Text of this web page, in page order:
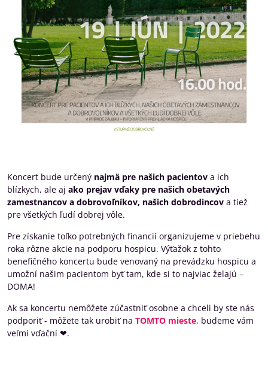
Koncert bude určený najmä pre našich pacientov a ich
blízkych, ale aj ako prejav vďaky pre našich obetavých
zamestnancov a dobrovoľníkov, našich dobrodincov a tiež
pre všetkých ľudí dobrej vôle.
Pre získanie toľko potrebných financií organizujeme v priebehu
roka rôzne akcie na podporu hospicu. Výťažok z tohto
benefičného koncertu bude venovaný na prevádzku hospicu a
umožní našim pacientom byť tam, kde si to najviac želajú –
DOMA!
Ak sa koncertu nemôžete zúčastniť osobne a chceli by ste nás
podporiť - môžete tak urobiť na TOMTO mieste, budeme vám
veľmi vďační ❤.